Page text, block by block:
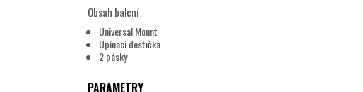
Obsah balení
Universal Mount
Upínací destička
2 pásky
PARAMETRY